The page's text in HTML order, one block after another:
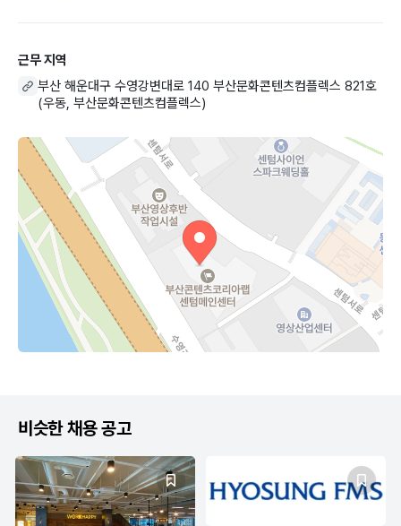
근무 지역
부산 해운대구 수영강변대로 140 부산문화콘텐츠컴플렉스 821호
(우동, 부산문화콘텐츠컴플렉스)
비슷한 채용 공고